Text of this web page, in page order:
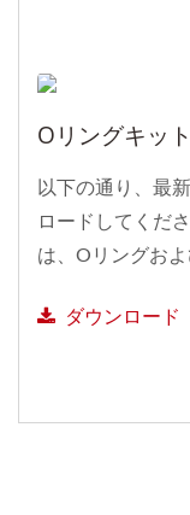
Oリングキット
以下の通り、最
ロードしてくだ
は、Oリングお
って、お客様の
ダウンロード